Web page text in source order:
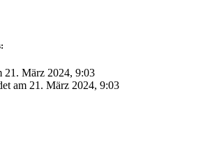
21. März 2024, 9:03
am 21. März 2024, 9:03